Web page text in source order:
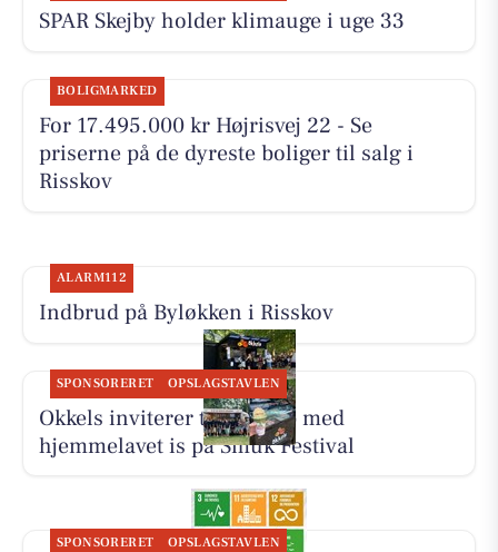
SPAR Skejby holder klimauge i uge 33
BOLIGMARKED
For 17.495.000 kr Højrisvej 22 - Se
priserne på de dyreste boliger til salg i
Risskov
ALARM112
Indbrud på Byløkken i Risskov
SPONSORERET OPSLAGSTAVLEN
Okkels inviterer til pit stop med
hjemmelavet is på Smuk Festival
SPONSORERET OPSLAGSTAVLEN